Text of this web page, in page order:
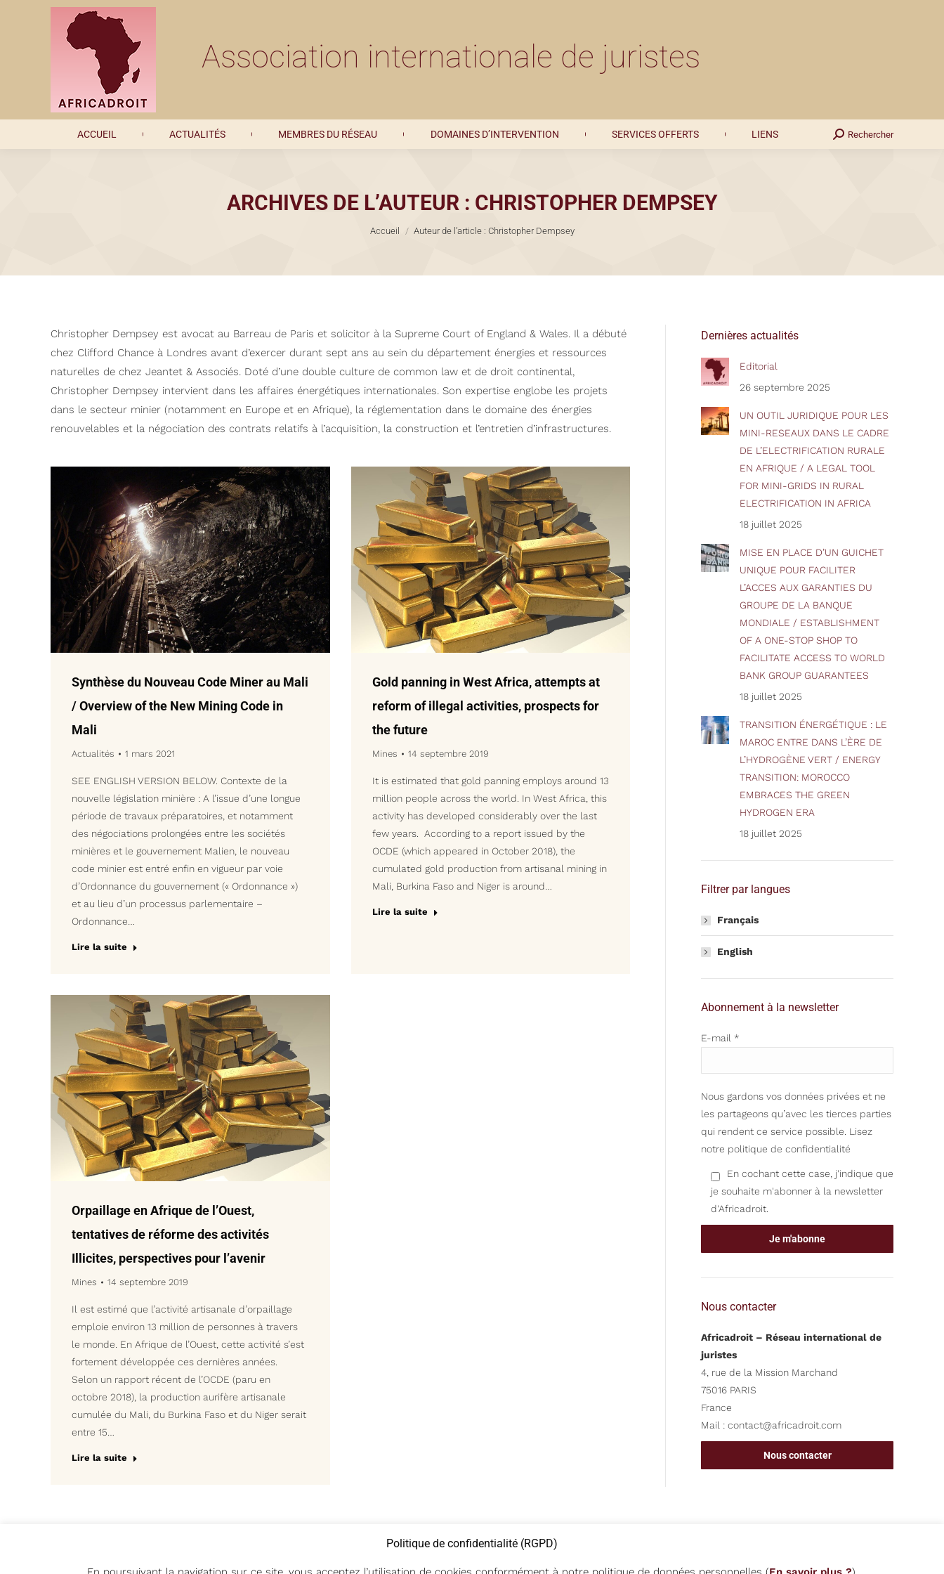
Association internationale de juristes
ACCUEIL ACTUALITÉS MEMBRES DU RÉSEAU DOMAINES D’INTERVENTION SERVICES OFFERTS LIENS
Recherche
Rechercher
ARCHIVES DE L’AUTEUR : CHRISTOPHER DEMPSEY
Vous êtes ici :
Accueil Auteur de l’article : Christopher Dempsey
Christopher Dempsey est avocat au Barreau de Paris et solicitor à la Supreme Court of England & Wales. Il a débuté
chez Clifford Chance à Londres avant d’exercer durant sept ans au sein du département énergies et ressources
naturelles de chez Jeantet & Associés. Doté d’une double culture de common law et de droit continental,
Christopher Dempsey intervient dans les affaires énergétiques internationales. Son expertise englobe les projets
dans le secteur minier (notamment en Europe et en Afrique), la réglementation dans le domaine des énergies
renouvelables et la négociation des contrats relatifs à l’acquisition, la construction et l’entretien d’infrastructures.
Synthèse du Nouveau Code Miner au Mali
/ Overview of the New Mining Code in
Mali
Actualités 1 mars 2021
SEE ENGLISH VERSION BELOW. Contexte de la
nouvelle législation minière : A l’issue d’une longue
période de travaux préparatoires, et notamment
des négociations prolongées entre les sociétés
minières et le gouvernement Malien, le nouveau
code minier est entré enfin en vigueur par voie
d’Ordonnance du gouvernement (« Ordonnance »)
et au lieu d’un processus parlementaire –
Ordonnance…
Lire la suite
Gold panning in West Africa, attempts at
reform of illegal activities, prospects for
the future
Mines 14 septembre 2019
It is estimated that gold panning employs around 13
million people across the world. In West Africa, this
activity has developed considerably over the last
few years. According to a report issued by the
OCDE (which appeared in October 2018), the
cumulated gold production from artisanal mining in
Mali, Burkina Faso and Niger is around…
Lire la suite
Orpaillage en Afrique de l’Ouest,
tentatives de réforme des activités
Illicites, perspectives pour l’avenir
Mines 14 septembre 2019
Il est estimé que l’activité artisanale d’orpaillage
emploie environ 13 million de personnes à travers
le monde. En Afrique de l’Ouest, cette activité s’est
fortement développée ces dernières années.
Selon un rapport récent de l’OCDE (paru en
octobre 2018), la production aurifère artisanale
cumulée du Mali, du Burkina Faso et du Niger serait
entre 15…
Lire la suite
Dernières actualités
Editorial
26 septembre 2025
UN OUTIL JURIDIQUE POUR LES
MINI-RESEAUX DANS LE CADRE
DE L’ELECTRIFICATION RURALE
EN AFRIQUE / A LEGAL TOOL
FOR MINI-GRIDS IN RURAL
ELECTRIFICATION IN AFRICA
18 juillet 2025
MISE EN PLACE D’UN GUICHET
UNIQUE POUR FACILITER
L’ACCES AUX GARANTIES DU
GROUPE DE LA BANQUE
MONDIALE / ESTABLISHMENT
OF A ONE-STOP SHOP TO
FACILITATE ACCESS TO WORLD
BANK GROUP GUARANTEES
18 juillet 2025
TRANSITION ÉNERGÉTIQUE : LE
MAROC ENTRE DANS L’ÈRE DE
L’HYDROGÈNE VERT / ENERGY
TRANSITION: MOROCCO
EMBRACES THE GREEN
HYDROGEN ERA
18 juillet 2025
Filtrer par langues
Français
English
Abonnement à la newsletter
E-mail *
Nous gardons vos données privées et ne
les partageons qu’avec les tierces parties
qui rendent ce service possible. Lisez
notre politique de confidentialité
En cochant cette case, j'indique que
je souhaite m'abonner à la newsletter
d'Africadroit.
Nous contacter
Africadroit – Réseau international de
juristes
4, rue de la Mission Marchand
75016 PARIS
France
Mail : contact@africadroit.com
Nous contacter
Politique de confidentialité (RGPD)
En poursuivant la navigation sur ce site, vous acceptez l’utilisation de cookies conformément à notre politique de données personnelles (En savoir plus ?).